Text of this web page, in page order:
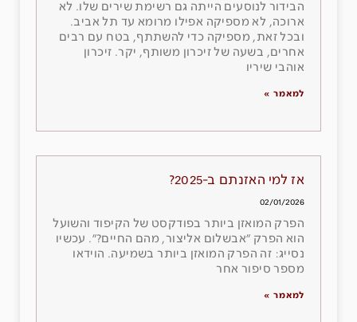
הבידור לנוסעים הייתה גם רשימת שירים שלו. לא
ארוכה, לא מספיקה אפילו מרומא עד תל אביב.
ובכל זאת, מספיקה כדי להשתתף, בטח עם רבים
אחרים, בשעה של זיכרון משותף, יקר. זיכרון
אוהבי שיריו
למאמר »
אז למי האזנתם ב-2025?
02/01/2026
הפרק המואזן ביותר בפודקסט של הקיפוד והשועל
הוא הפרק ״אבשלום אליצור, מהם החיים?״. עכשיו
נסייג: זה הפרק המואזן ביותר בשמיעה. הוידאו
מספר סיפור אחר
למאמר »